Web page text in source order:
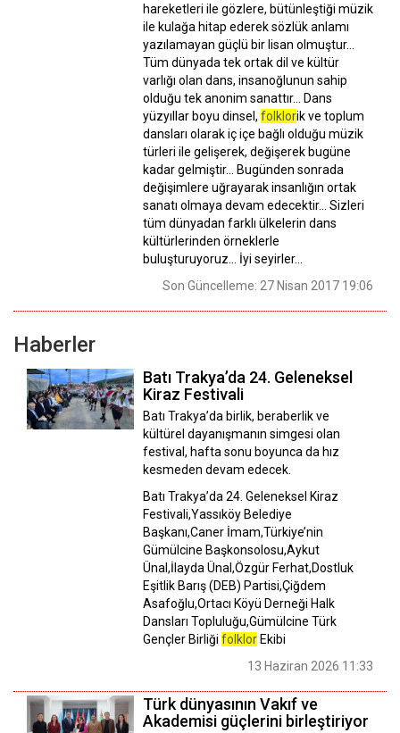
hareketleri ile gözlere, bütünleştiği müzik
ile kulağa hitap ederek sözlük anlamı
yazılamayan güçlü bir lisan olmuştur...
Tüm dünyada tek ortak dil ve kültür
varlığı olan dans, insanoğlunun sahip
olduğu tek anonim sanattır... Dans
yüzyıllar boyu dinsel, folklorik ve toplum
dansları olarak iç içe bağlı olduğu müzik
türleri ile gelişerek, değişerek bugüne
kadar gelmiştir... Bugünden sonrada
değişimlere uğrayarak insanlığın ortak
sanatı olmaya devam edecektir... Sizleri
tüm dünyadan farklı ülkelerin dans
kültürlerinden örneklerle
buluşturuyoruz... İyi seyirler...
Son Güncelleme: 27 Nisan 2017 19:06
Haberler
Batı Trakya’da 24. Geleneksel
Kiraz Festivali
Batı Trakya’da birlik, beraberlik ve
kültürel dayanışmanın simgesi olan
festival, hafta sonu boyunca da hız
kesmeden devam edecek.
Batı Trakya’da 24. Geleneksel Kiraz
Festivali,Yassıköy Belediye
Başkanı,Caner İmam,Türkiye’nin
Gümülcine Başkonsolosu,Aykut
Ünal,İlayda Ünal,Özgür Ferhat,Dostluk
Eşitlik Barış (DEB) Partisi,Çiğdem
Asafoğlu,Ortacı Köyü Derneği Halk
Dansları Topluluğu,Gümülcine Türk
Gençler Birliği folklor Ekibi
13 Haziran 2026 11:33
Türk dünyasının Vakıf ve
Akademisi güçlerini birleştiriyor